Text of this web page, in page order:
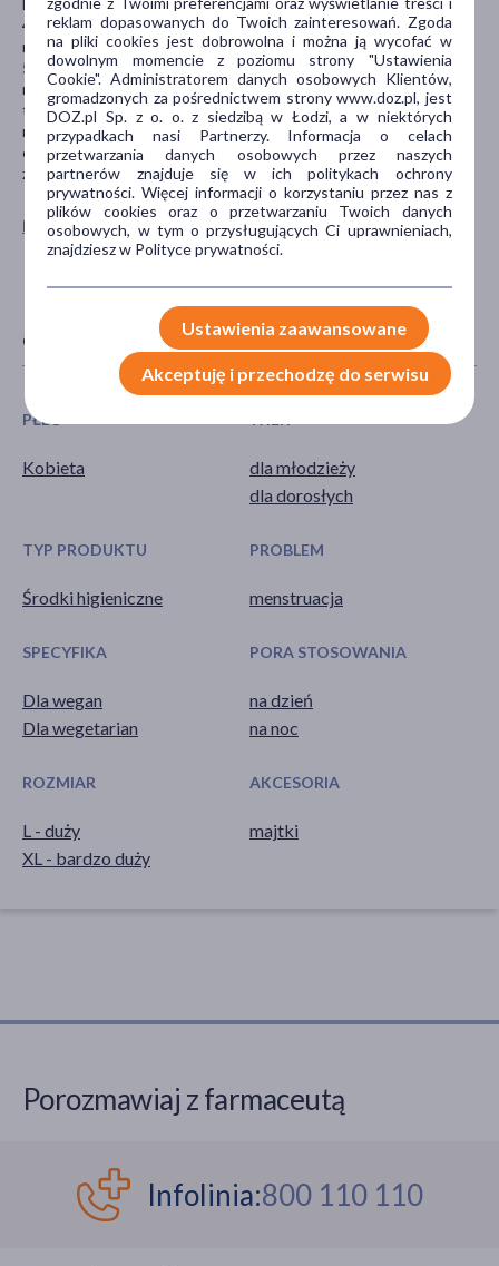
Pokaż wszystkie produkty MASMI REUSE
lub w osobnym worku do prania.
4. W przypadku korzystania z pralki należy prać w temperaturze
nie wyższej niż 40º.
5. Dla właściwej pielęgnacji zaleca się stosowanie neutralnych
mydeł. Nie należy używać chloru, wybielaczy, płynów do płukania
tkanin, naturalnych olejów ani mydła marsylskiego, ponieważ
mogą one wpływać na jakość wchłaniania.
6. Nie należy używać suszarki do prania, ponieważ może to
zmniejszyć ich chłonność.
CECHY PRODUKTU
PŁEĆ
Kobieta
dla młodzieży
dla dorosłych
TYP PRODUKTU
Środki higieniczne
PROBLEM
menstruacja
SPECYFIKA
Dla wegan
Dla wegetarian
PORA STOSOWANIA
na dzień
na noc
ROZMIAR
L - duży
XL - bardzo duży
AKCESORIA
majtki
Porozmawiaj z farmaceutą
Infolinia:800 110 110
reklam dopasowanych do Twoich zainteresowań. Zgoda
na pliki cookies jest dobrowolna i można ją wycofać w
dowolnym momencie z poziomu strony "Ustawienia
Cookie". Administratorem danych osobowych Klientów,
gromadzonych za pośrednictwem strony www.doz.pl, jest
DOZ.pl Sp. z o. o. z siedzibą w Łodzi, a w niektórych
przypadkach nasi Partnerzy. Informacja o celach
przetwarzania danych osobowych przez naszych
partnerów znajduje się w ich politykach ochrony
prywatności. Więcej informacji o korzystaniu przez nas z
plików cookies oraz o przetwarzaniu Twoich danych
osobowych, w tym o przysługujących Ci uprawnieniach,
znajdziesz w Polityce prywatności.
Ustawienia zaawansowane
Akceptuję i przechodzę do serwisu